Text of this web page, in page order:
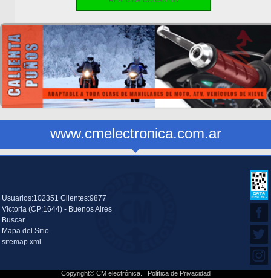
www.cmelectronica.com.ar
Usuarios:102351 Clientes:9877
Victoria (CP:1644) - Buenos Aires
Buscar
Mapa del Sitio
sitemap.xml
Copyright© CM electrónica. | Política de Privacidad